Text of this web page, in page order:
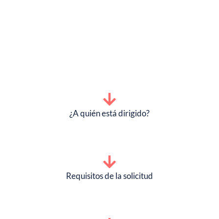
¿A quién está dirigido?
Requisitos de la solicitud